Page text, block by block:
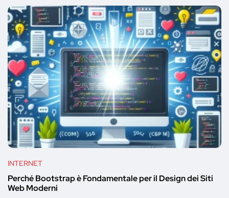
INTERNET
Perché Bootstrap è Fondamentale per il Design dei Siti
Web Moderni